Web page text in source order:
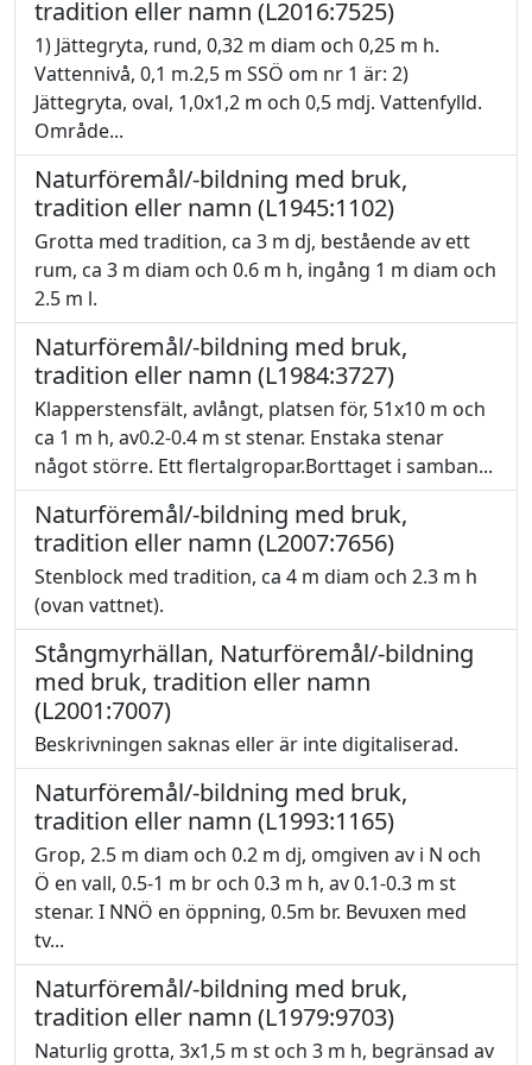
tradition eller namn (L2016:7525)
1) Jättegryta, rund, 0,32 m diam och 0,25 m h.
Vattennivå, 0,1 m.2,5 m SSÖ om nr 1 är: 2)
Jättegryta, oval, 1,0x1,2 m och 0,5 mdj. Vattenfylld.
Område...
Naturföremål/-bildning med bruk,
tradition eller namn (L1945:1102)
Grotta med tradition, ca 3 m dj, bestående av ett
rum, ca 3 m diam och 0.6 m h, ingång 1 m diam och
2.5 m l.
Naturföremål/-bildning med bruk,
tradition eller namn (L1984:3727)
Klapperstensfält, avlångt, platsen för, 51x10 m och
ca 1 m h, av0.2-0.4 m st stenar. Enstaka stenar
något större. Ett flertalgropar.Borttaget i samban...
Naturföremål/-bildning med bruk,
tradition eller namn (L2007:7656)
Stenblock med tradition, ca 4 m diam och 2.3 m h
(ovan vattnet).
Stångmyrhällan, Naturföremål/-bildning
med bruk, tradition eller namn
(L2001:7007)
Beskrivningen saknas eller är inte digitaliserad.
Naturföremål/-bildning med bruk,
tradition eller namn (L1993:1165)
Grop, 2.5 m diam och 0.2 m dj, omgiven av i N och
Ö en vall, 0.5-1 m br och 0.3 m h, av 0.1-0.3 m st
stenar. I NNÖ en öppning, 0.5m br. Bevuxen med
tv...
Naturföremål/-bildning med bruk,
tradition eller namn (L1979:9703)
Naturlig grotta, 3x1,5 m st och 3 m h, begränsad av